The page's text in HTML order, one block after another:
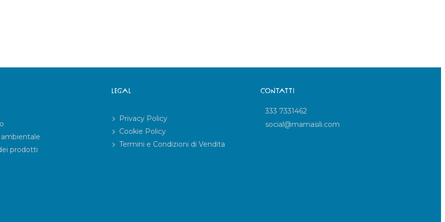
prodotti
LEGAL
Privacy Policy
Cookie Policy
Termini e Condizioni di Vendita
CONTATTI
333 7331462
social@mamasili.com